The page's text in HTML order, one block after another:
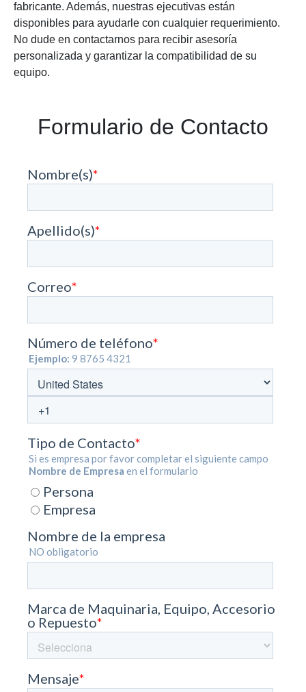
fabricante. Además, nuestras ejecutivas están
disponibles para ayudarle con cualquier requerimiento.
No dude en contactarnos para recibir asesoría
personalizada y garantizar la compatibilidad de su
equipo.
Formulario de Contacto